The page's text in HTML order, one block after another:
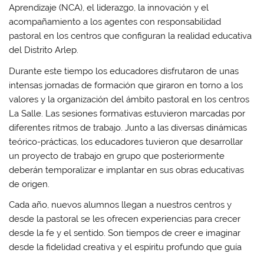
Aprendizaje (NCA), el liderazgo, la innovación y el
acompañamiento a los agentes con responsabilidad
pastoral en los centros que configuran la realidad educativa
del Distrito Arlep.
Durante este tiempo los educadores disfrutaron de unas
intensas jornadas de formación que giraron en torno a los
valores y la organización del ámbito pastoral en los centros
La Salle. Las sesiones formativas estuvieron marcadas por
diferentes ritmos de trabajo. Junto a las diversas dinámicas
teórico-prácticas, los educadores tuvieron que desarrollar
un proyecto de trabajo en grupo que posteriormente
deberán temporalizar e implantar en sus obras educativas
de origen.
Cada año, nuevos alumnos llegan a nuestros centros y
desde la pastoral se les ofrecen experiencias para crecer
desde la fe y el sentido. Son tiempos de creer e imaginar
desde la fidelidad creativa y el espíritu profundo que guía